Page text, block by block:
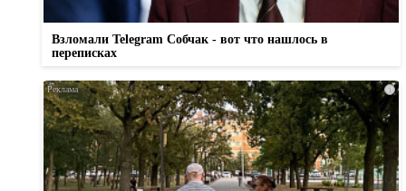
Взломали Telegram Собчак - вот что нашлось в
переписках
i